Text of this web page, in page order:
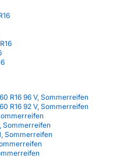
R16 96 V, Sommerreifen
R16 92 V, Sommerreifen
Sommerreifen
Sommerreifen